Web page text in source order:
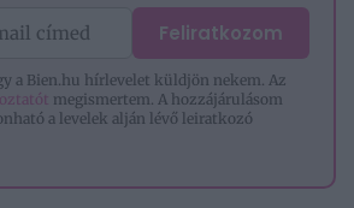
Feliratkozom
a Bien.hu hírlevelet küldjön nekem. Az
megismertem. A hozzájárulásom
a levelek alján lévő leiratkozó